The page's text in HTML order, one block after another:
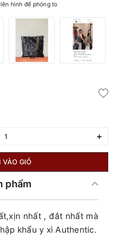
hình để phóng to
+
VÀO GIỎ
phẩm
nhất , đắt nhất mà
khẩu y xì Authentic.